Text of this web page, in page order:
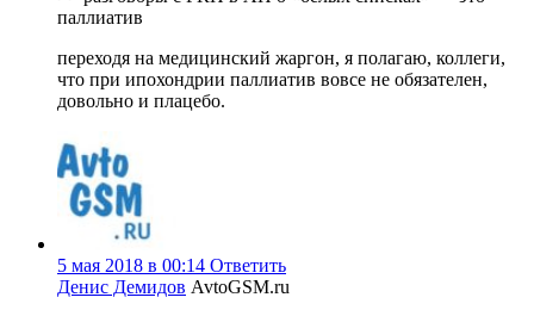
паллиатив
переходя на медицинский жаргон, я полагаю, коллеги,
что при ипохондрии паллиатив вовсе не обязателен,
довольно и плацебо.
5 мая 2018 в 00:14 Ответить
Денис Демидов AvtoGSM.ru